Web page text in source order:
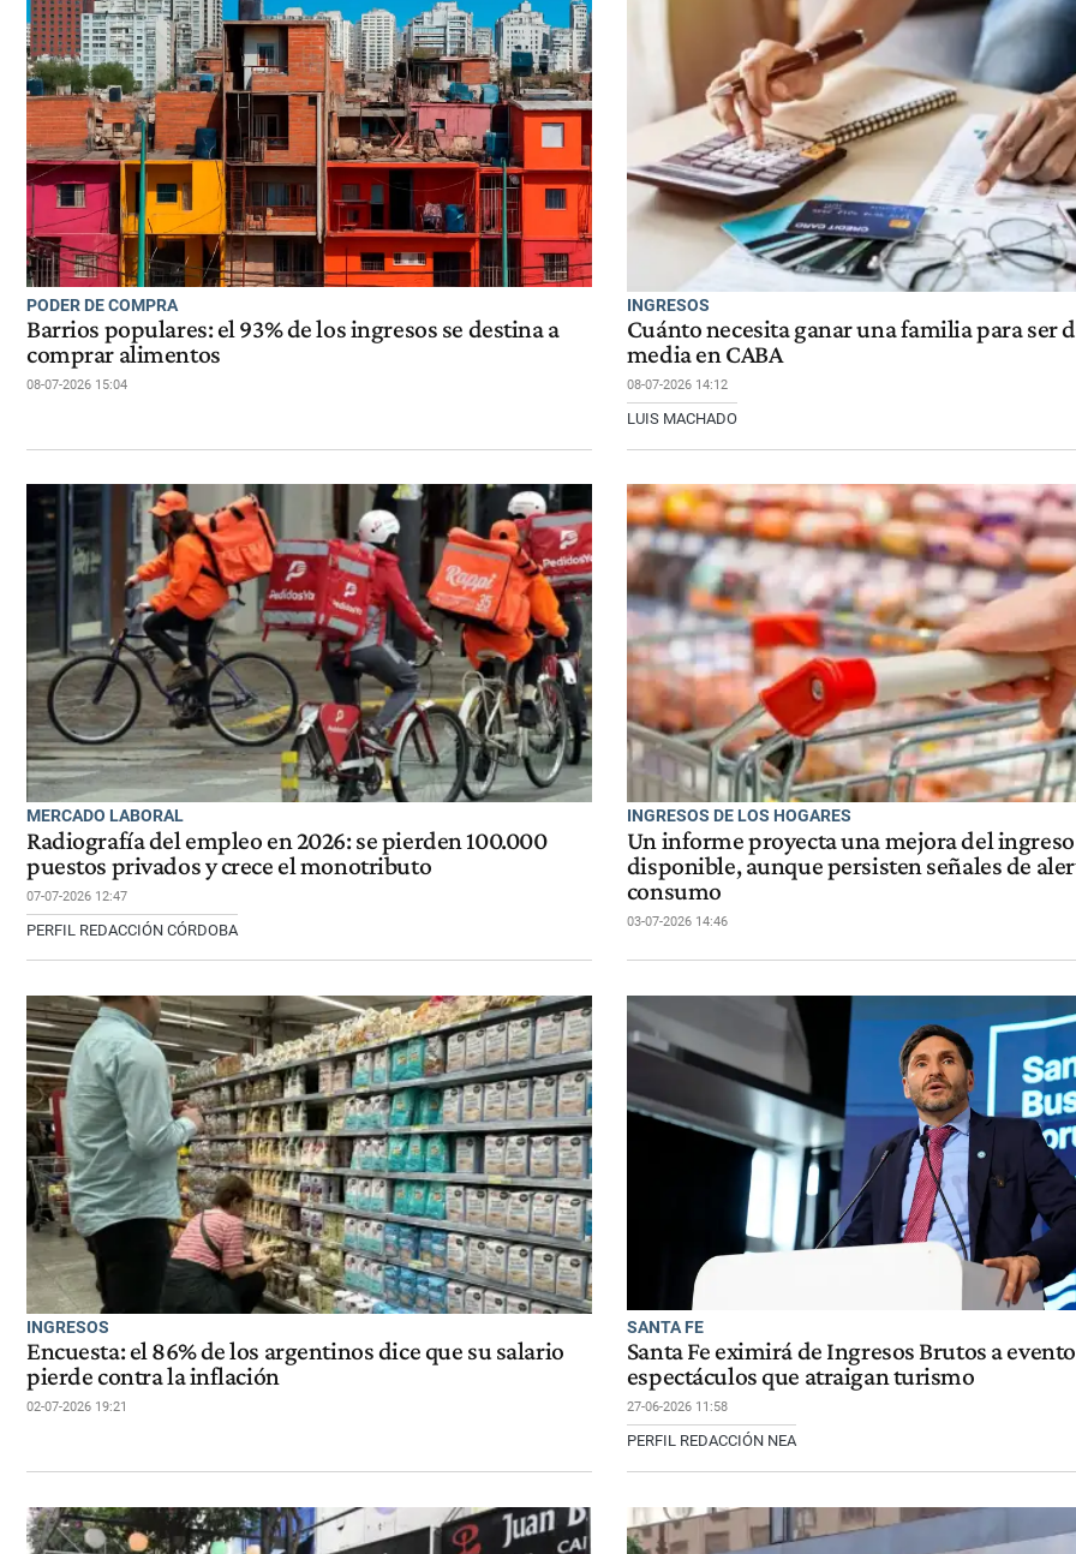
PODER DE COMPRA
Barrios populares: el 93% de los ingresos se destina a
comprar alimentos
08-07-2026 15:04
INGRESOS
Cuánto necesita ganar una familia para ser
media en CABA
08-07-2026 14:12
LUIS MACHADO
MERCADO LABORAL
Radiografía del empleo en 2026: se pierden 100.000
puestos privados y crece el monotributo
07-07-2026 12:47
PERFIL REDACCIÓN CÓRDOBA
INGRESOS DE LOS HOGARES
Un informe proyecta una mejora del ingreso
disponible, aunque persisten señales de
consumo
03-07-2026 14:46
INGRESOS
Encuesta: el 86% de los argentinos dice que su salario
pierde contra la inflación
02-07-2026 19:21
SANTA FE
Santa Fe eximirá de Ingresos Brutos a
espectáculos que atraigan turismo
27-06-2026 11:58
PERFIL REDACCIÓN NEA